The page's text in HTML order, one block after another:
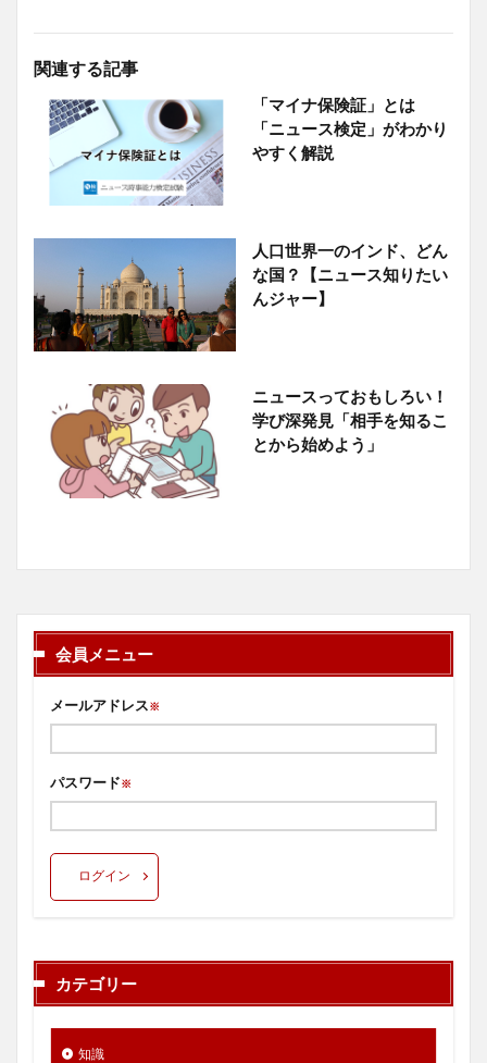
関連する記事
「マイナ保険証」とは
「ニュース検定」がわかり
やすく解説
人口世界一のインド、どん
な国？【ニュース知りたい
んジャー】
ニュースっておもしろい！
学び深発見「相手を知るこ
とから始めよう」
会員メニュー
メールアドレス※
パスワード※
ログイン
カテゴリー
知識